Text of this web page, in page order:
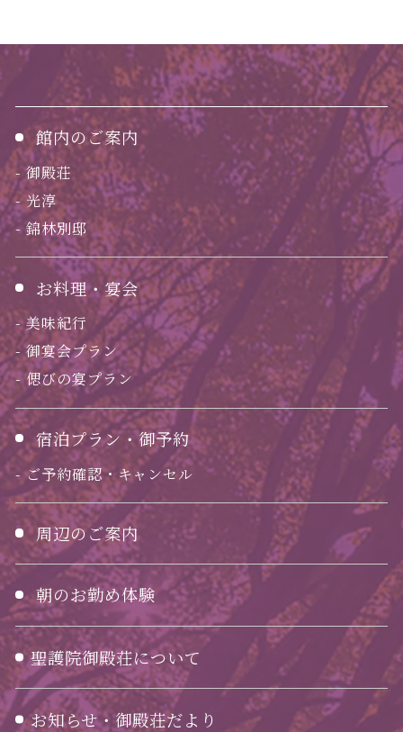
館内のご案内
御殿荘
光淳
錦林別邸
お料理・宴会
美味紀行
御宴会プラン
偲びの宴プラン
宿泊プラン・御予約
ご予約確認・キャンセル
周辺のご案内
朝のお勤め体験
聖護院御殿荘について
お知らせ・御殿荘だより